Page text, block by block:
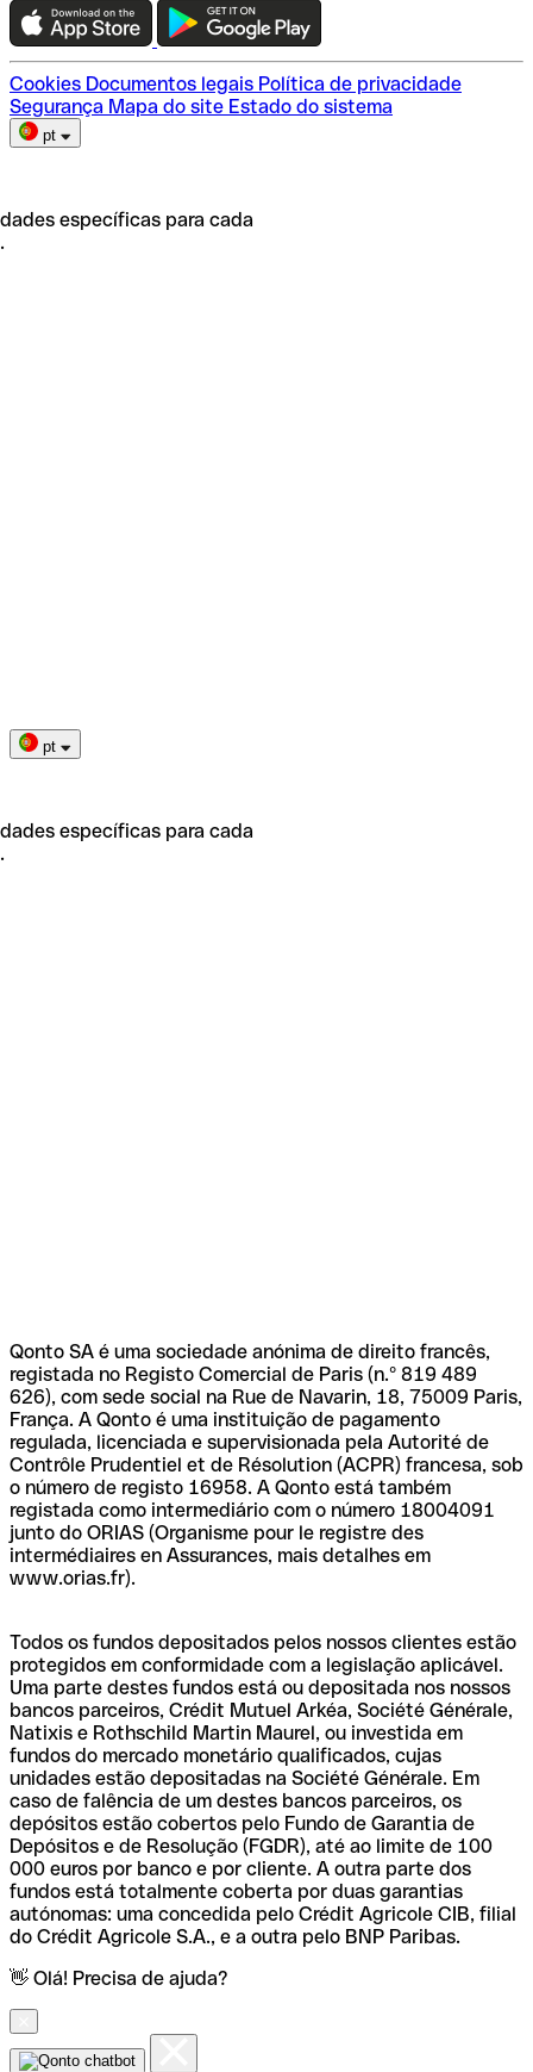
Escolha do plano
Cookies Documentos legais Política de privacidade
Segurança Mapa do site Estado do sistema
pt
específicas para cada
pt
específicas para cada
Qonto SA é uma sociedade anónima de direito francês,
registada no Registo Comercial de Paris (n.º 819 489
626), com sede social na Rue de Navarin, 18, 75009 Paris,
França. A Qonto é uma instituição de pagamento
regulada, licenciada e supervisionada pela Autorité de
Contrôle Prudentiel et de Résolution (ACPR) francesa, sob
o número de registo 16958. A Qonto está também
registada como intermediário com o número 18004091
junto do ORIAS (Organisme pour le registre des
intermédiaires en Assurances, mais detalhes em
www.orias.fr).
Todos os fundos depositados pelos nossos clientes estão
protegidos em conformidade com a legislação aplicável.
Uma parte destes fundos está ou depositada nos nossos
bancos parceiros, Crédit Mutuel Arkéa, Société Générale,
Natixis e Rothschild Martin Maurel, ou investida em
fundos do mercado monetário qualificados, cujas
unidades estão depositadas na Société Générale. Em
caso de falência de um destes bancos parceiros, os
depósitos estão cobertos pelo Fundo de Garantia de
Depósitos e de Resolução (FGDR), até ao limite de 100
000 euros por banco e por cliente. A outra parte dos
fundos está totalmente coberta por duas garantias
autónomas: uma concedida pelo Crédit Agricole CIB, filial
do Crédit Agricole S.A., e a outra pelo BNP Paribas.
👋 Olá! Precisa de ajuda?